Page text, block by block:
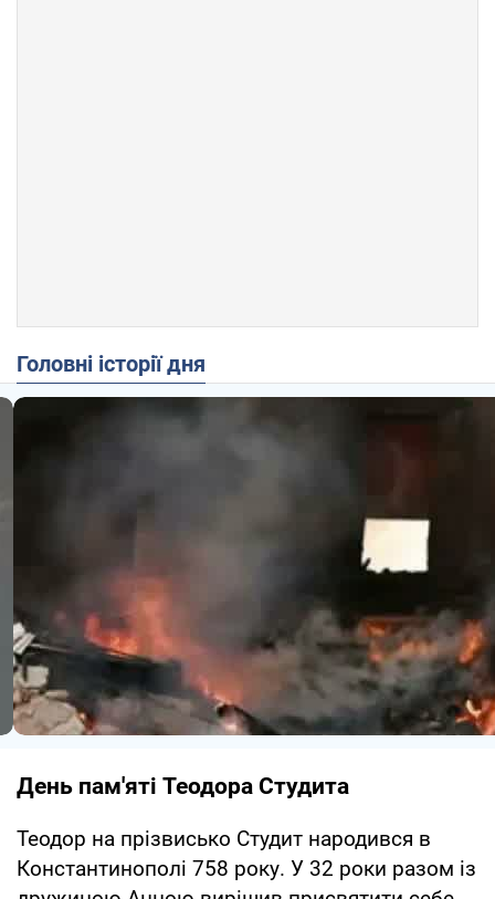
Головні історії дня
День пам'яті Теодора Студита
Теодор на прізвисько Студит народився в
Константинополі 758 року. У 32 роки разом із